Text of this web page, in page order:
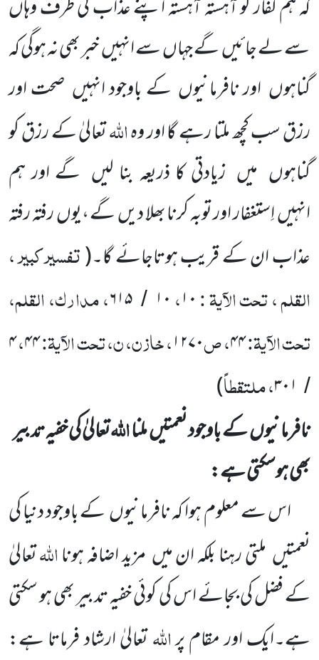
کہ ہم کفار کو آہستہ آہستہ اپنے عذاب کی طرف وہاں
سے لے جائیںگے جہاںسے انہیںخبر بھی نہ ہوگی کہ
گناہوں اور نافرمانیوں کے باوجود انہیں صحت اور
رزق سب کچھ ملتا رہے گا اور وہاللّٰہتعالیٰ کے رزق کو
گناہوں میں زیادتی کا ذریعہ بنا لیں گے اور ہم
انہیںاِستغفار اور توبہ کرنا بھلا دیںگے ،یوںرفتہ رفتہ
عذاب ان کے قریب ہوتاجائے گا۔(تفسیر کبیر ،
القلم ، تحت الآیۃ :۱۰،۱۰ / ۶۱۵، مدارک، القلم،
تحت الآیۃ:۴۴، ص۱۲۷۰، خازن، ن، تحت الآیۃ:۴۴،۴
/ ۳۰۱، ملتقطاً)
نافرمانیوںکے باوجود نعمتیںملنااللّٰہتعالیٰ کی خفیہ تدبیر
بھی ہوسکتی ہے:
اس سے معلوم ہوا کہ نافرمانیوںکے باوجود دنیا کی
نعمتیں ملتی رہنا بلکہ ان میںمزید اضافہ ہونااللّٰہتعالیٰ
کےفضل کی بجائے اس کی کوئی خفیہ تدبیر بھی ہو سکتی
ہے۔ایک اور مقام پراللّٰہتعالیٰ ارشاد فرماتا ہے: